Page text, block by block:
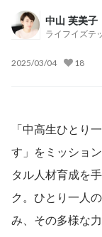
中山 芙美子
ライフイズテ
2025/03/04 18
「中高生ひとり
す」をミッショ
タル人材育成を
ク。ひとり一人
み、その多様な